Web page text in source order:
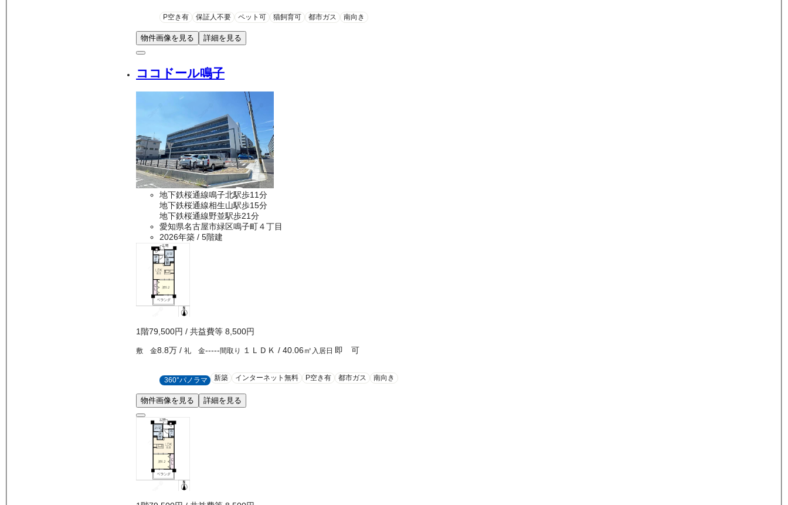
P空き有 保証人不要 ペット可 猫飼育可 都市ガス 南向き
物件画像を見る 詳細を見る
ココドール鳴子
地下鉄桜通線鳴子北駅歩11分
地下鉄桜通線相生山駅歩15分
地下鉄桜通線野並駅歩21分
愛知県名古屋市緑区鳴子町４丁目
2026年築 / 5階建
1階79,500円 / 共益費等 8,500円
敷 金8.8万 / 礼 金-----間取り １ＬＤＫ / 40.06㎡ 入居日 即 可
360°パノラマ 新築 インターネット無料 P空き有 都市ガス 南向き
物件画像を見る 詳細を見る